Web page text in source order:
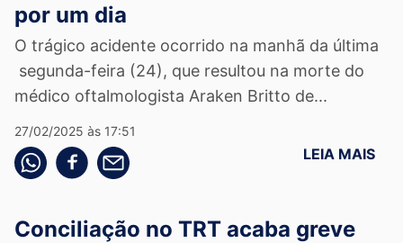
por um dia
O trágico acidente ocorrido na manhã da última
segunda-feira (24), que resultou na morte do
médico oftalmologista Araken Britto de...
27/02/2025 às 17:51
Compartilhe pelo whatsapp
Compartilhar no facebook
Compartilhe pelo email LEIA MAIS
Conciliação no TRT acaba greve